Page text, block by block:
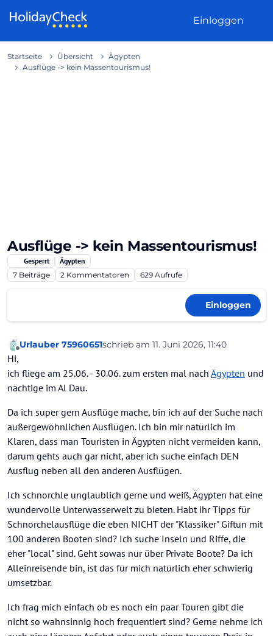
Einloggen
Startseite Übersicht
Ägypten
Ausflüge -> kein Massentourismus!
Ausflüge -> kein Massentourismus!
Gesperrt
Ägypten
7 Beiträge 2 Kommentatoren 629 Aufrufe
Einloggen
Offline
Urlauber 75960651schrieb am 11. Juni 2026, 11:40
zuletzt editiert von
Hi,
ich fliege am 25.06. - 30.06. zum ersten mal nach Ägypten und
nächtige im Al Dau.
Da ich super gern Ausflüge mache, bin ich auf der Suche nach
außergewöhnlichen Ausflügen. Ich bin mir natürlich im
Klaren, dass man Touristen in Ägypten nicht vermeiden kann,
darum gehts auch gar nicht, aber ich suche einfach DEN
Ausflug neben all den anderen Ausflügen.
Ich schnorchle unglaublich gerne und weiß, Ägypten hat eine
wundervolle Unterwasserwelt zu bieten. Habt ihr Tipps für
Schnorchelausflüge die eben NICHT der "Klassiker" Giftun mit
100 anderen Booten sind? Ich suche Inseln und Riffe, die
eher "local" sind. Geht sowas nur über Private Boote? Da ich
Alleinreisende bin, ist das für mich natürlich eher schwierig
umsetzbar.
Ich frag mich einfach ob es noch ein paar Touren gibt die
nicht so wahnsinnig hoch frequentiert sind? Gerne nehme ich